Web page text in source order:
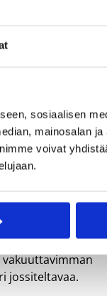
sosiaalisen
mainosalan ja
voivat
vakuuttavimman
jossiteltavaa.